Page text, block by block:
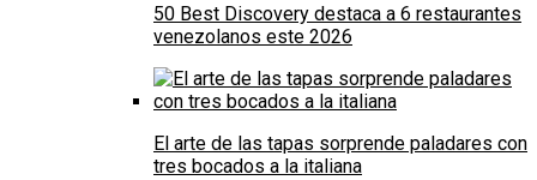
50 Best Discovery destaca a 6 restaurantes
venezolanos este 2026
El arte de las tapas sorprende paladares con
tres bocados a la italiana